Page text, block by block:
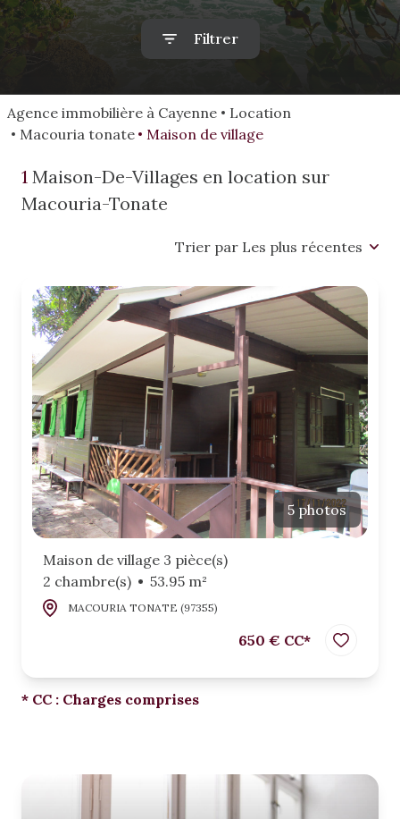
alerte
mail
Filtrer
Agence immobilière à Cayenne
Location
Macouria tonate
Maison de village
1 Maison-De-Villages en location sur
Macouria-Tonate
Trier par Les plus récentes
5 photos
Maison de village 3 pièce(s)
2 chambre(s)
53.95 m²
MACOURIA TONATE (97355)
650 € CC*
* CC : Charges comprises